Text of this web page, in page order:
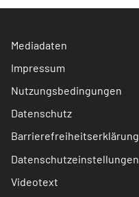
Mediadaten
Impressum
Nutzungsbedingungen
Datenschutz
Barrierefreiheitserklärung
Datenschutzeinstellungen
Videotext